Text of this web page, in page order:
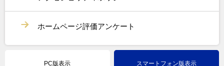
ホームページ評価アンケート
PC版表示 スマートフォン版表示